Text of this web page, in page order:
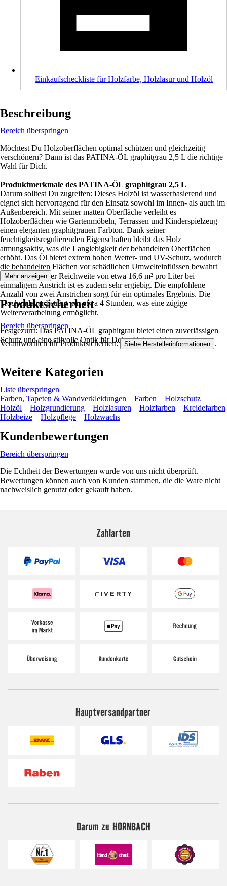
Einkaufscheckliste für Holzfarbe, Holzlasur und Holzöl
Beschreibung
Bereich überspringen
Möchtest Du Holzoberflächen optimal schützen und gleichzeitig
verschönern? Dann ist das PATINA-ÖL graphitgrau 2,5 L die richtige
Wahl für Dich.
Produktmerkmale des PATINA-ÖL graphitgrau 2,5 L
Darum solltest Du zugreifen: Dieses Holzöl ist wasserbasierend und
eignet sich hervorragend für den Einsatz sowohl im Innen- als auch im
Außenbereich. Mit seiner matten Oberfläche verleiht es
Holzoberflächen wie Gartenmöbeln, Terrassen und Kinderspielzeug
einen eleganten graphitgrauen Farbton. Dank seiner
feuchtigkeitsregulierenden Eigenschaften bleibt das Holz
atmungsaktiv, was die Langlebigkeit der behandelten Oberflächen
erhöht. Das Öl bietet extrem hohen Wetter- und UV-Schutz, wodurch
die behandelten Flächen vor schädlichen Umwelteinflüssen bewahrt
werden. Mit einer Reichweite von etwa 16,6 m² pro Liter bei
einmaligem Anstrich ist es zudem sehr ergiebig. Die empfohlene
Anzahl von zwei Anstrichen sorgt für ein optimales Ergebnis. Die
Trockendauer beträgt nur etwa 4 Stunden, was eine zügige
Weiterverarbeitung ermöglicht.
Festgezurrt: Das PATINA-ÖL graphitgrau bietet einen zuverlässigen
Schutz und eine stilvolle Optik für Deine Holzprojekte.
Mehr anzeigen
Produktsicherheit
Bereich überspringen
Verantwortlich für Produktsicherheit: Siehe Herstellerinformationen .
Weitere Kategorien
Liste überspringen
Farben, Tapeten & Wandverkleidungen
Farben
Holzschutz
Holzöl
Holzgrundierung Holzlasuren Holzfarben
Kreidefarben
Holzbeize
Holzpflege Holzwachs
Kundenbewertungen
Bereich überspringen
Die Echtheit der Bewertungen wurde von uns nicht überprüft.
Bewertungen können auch von Kunden stammen, die die Ware nicht
nachweislich genutzt oder gekauft haben.
Zahlarten
Hauptversandpartner
Darum zu HORNBACH